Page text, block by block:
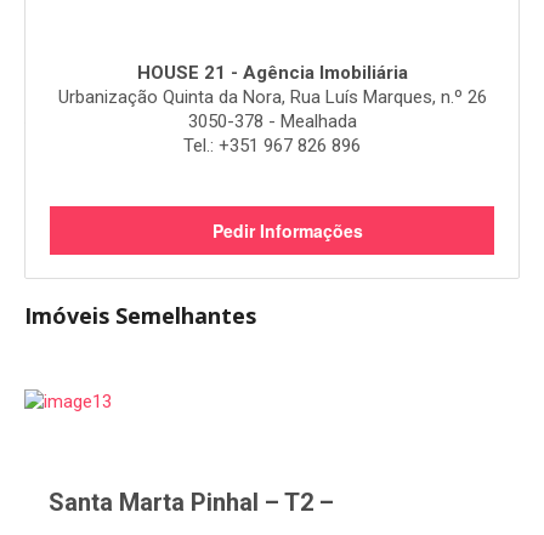
HOUSE 21 - Agência Imobiliária
Urbanização Quinta da Nora, Rua Luís Marques, n.º 26
3050-378 - Mealhada
Tel.: +351 967 826 896
Pedir Informações
Imóveis Semelhantes
Santa Marta Pinhal – T2 –